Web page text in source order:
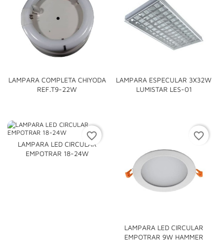
LAMPARA COMPLETA CHIYODA
REF.T9-22W
LAMPARA ESPECULAR 3X32W
LUMISTAR LES-01
LAMPARA LED CIRCULAR
EMPOTRAR 18-24W
favorite_border
LAMPARA LED CIRCULAR
EMPOTRAR 9W HAMMER
favorite_border